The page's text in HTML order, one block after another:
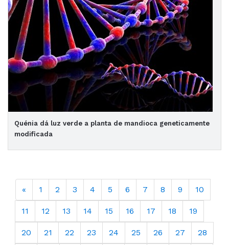
Quénia dá luz verde a planta de mandioca geneticamente
modificada
« 1 2 3 4 5 6 7 8 9 10
11 12 13 14 15 16 17 18 19
20 21 22 23 24 25 26 27 28